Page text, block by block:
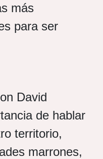
más
para ser
David
de hablar
territorio,
marrones,